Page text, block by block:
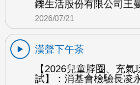
鑠生活股份有限公司王
2026/07/21
漢聲下午茶
【2026兒童脖圈、充氣
試】：消基會檢驗長凌